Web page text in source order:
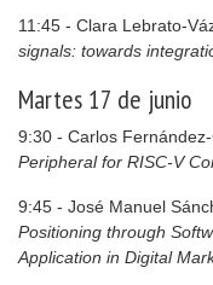
11:45 - Clara Lebrato-
signals: towards
Martes 17 de junio
9:30 - Carlos
Peripheral for RISC-V
9:45 - José Manuel
Positioning through
Application in Digital